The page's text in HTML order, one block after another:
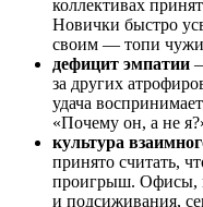
коллективах
Новички быстро
своим — топи
дефицит эмпатии
за других
удача
«Почему он, а не
культура
принято считать,
проигрыш. Офисы,
и подсиживания,